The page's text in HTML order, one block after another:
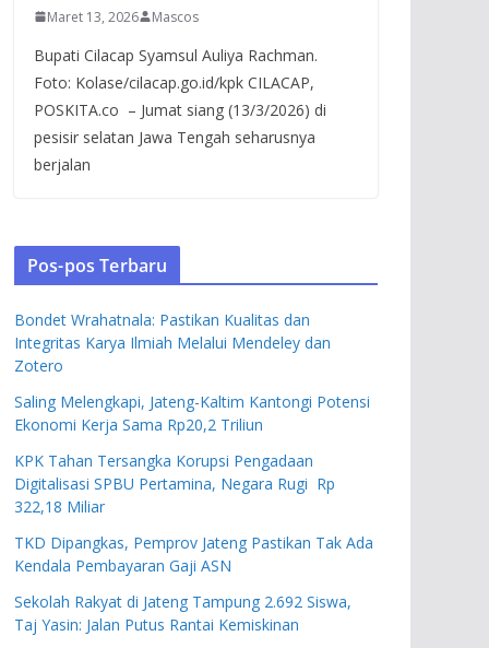
Maret 13, 2026 Mascos
Bupati Cilacap Syamsul Auliya Rachman.
Foto: Kolase/cilacap.go.id/kpk CILACAP,
POSKITA.co – Jumat siang (13/3/2026) di
pesisir selatan Jawa Tengah seharusnya
berjalan
Pos-pos Terbaru
Bondet Wrahatnala: Pastikan Kualitas dan
Integritas Karya Ilmiah Melalui Mendeley dan
Zotero
Saling Melengkapi, Jateng-Kaltim Kantongi Potensi
Ekonomi Kerja Sama Rp20,2 Triliun
KPK Tahan Tersangka Korupsi Pengadaan
Digitalisasi SPBU Pertamina, Negara Rugi Rp
322,18 Miliar
TKD Dipangkas, Pemprov Jateng Pastikan Tak Ada
Kendala Pembayaran Gaji ASN
Sekolah Rakyat di Jateng Tampung 2.692 Siswa,
Taj Yasin: Jalan Putus Rantai Kemiskinan